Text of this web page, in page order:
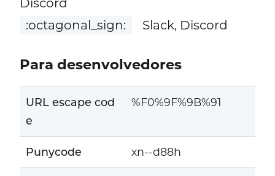
:octagonal_sign:
Slack, Discord
Para desenvolvedores
URL escape cod
e
%F0%9F%9B%91
Punycode xn--d88h